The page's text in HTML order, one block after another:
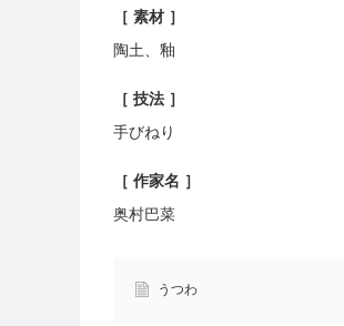
［ 素材 ］
陶土、釉
［ 技法 ］
手びねり
［ 作家名 ］
奥村巴菜
うつわ